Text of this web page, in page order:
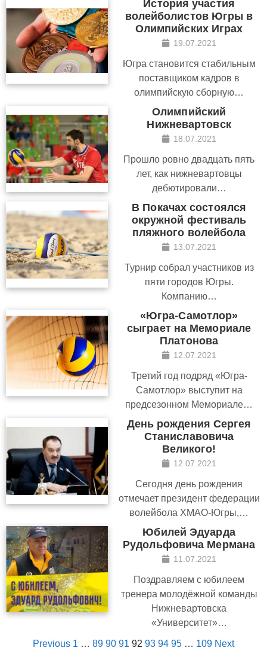
История участия
волейболистов Югры в
Олимпийских Играх
19.07.2021
Югра становится стабильным
поставщиком кадров в
олимпийскую сборную…
Олимпийский
Нижневартовск
18.07.2021
Прошло ровно двадцать пять
лет, как нижневартовцы
дебютировали…
В Покачах состоялся
окружной фестиваль
пляжного волейбола
13.07.2021
Турнир собрал участников из
пяти городов Югры.
Компанию…
«Югра-Самотлор»
сыграет на Мемориале
Платонова
12.07.2021
Третий год подряд «Югра-
Самотлор» выступит на
предсезонном Мемориале…
День рождения Сергея
Станиславовича
Великого!
12.07.2021
Сегодня день рождения
отмечает президент федерации
волейбола ХМАО-Югры,…
Юбилей Эдуарда
Рудольфовича Мермана
11.07.2021
Поздравляем с юбилеем
тренера молодёжной команды
Нижневартовска
«Университет»…
Previous 1 … 89 90 91 92 93 94 95 … 109 Next